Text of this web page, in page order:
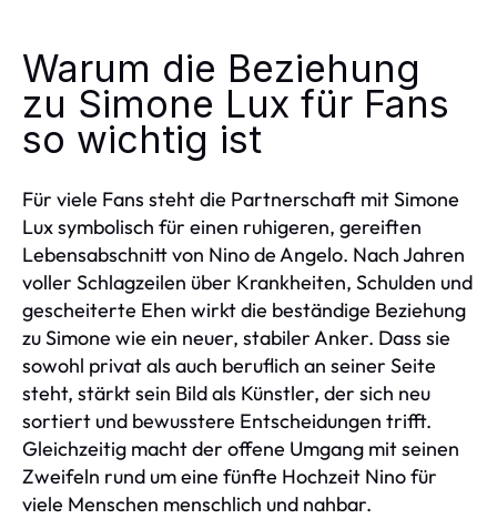
Warum die Beziehung
zu Simone Lux für Fans
so wichtig ist
Für viele Fans steht die Partnerschaft mit Simone
Lux symbolisch für einen ruhigeren, gereiften
Lebensabschnitt von Nino de Angelo. Nach Jahren
voller Schlagzeilen über Krankheiten, Schulden und
gescheiterte Ehen wirkt die beständige Beziehung
zu Simone wie ein neuer, stabiler Anker. Dass sie
sowohl privat als auch beruflich an seiner Seite
steht, stärkt sein Bild als Künstler, der sich neu
sortiert und bewusstere Entscheidungen trifft.
Gleichzeitig macht der offene Umgang mit seinen
Zweifeln rund um eine fünfte Hochzeit Nino für
viele Menschen menschlich und nahbar.